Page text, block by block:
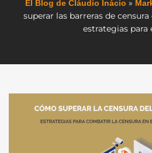
El Blog de Cláudio Inácio »
superar las barreras de
estrategias para